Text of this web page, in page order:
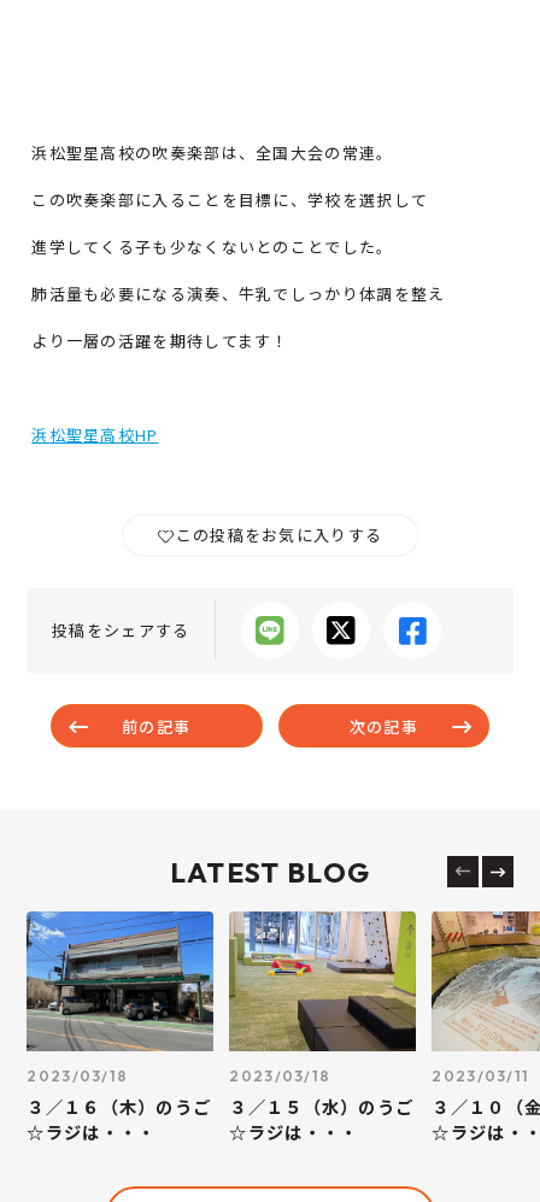
浜松聖星高校の吹奏楽部は、全国大会の常連。
この吹奏楽部に入ることを目標に、学校を選択して
進学してくる子も少なくないとのことでした。
肺活量も必要になる演奏、牛乳でしっかり体調を整え
より一層の活躍を期待してます！
浜松聖星高校HP
この投稿をお気に入りする
投稿をシェアする
前の記事 次の記事
LATEST BLOG
2023/03/18
３／１６（木）のうご
☆ラジは・・・
2023/03/18
３／１５（水）のうご
☆ラジは・・・
2023/03/11
３／１０（
☆ラジは・